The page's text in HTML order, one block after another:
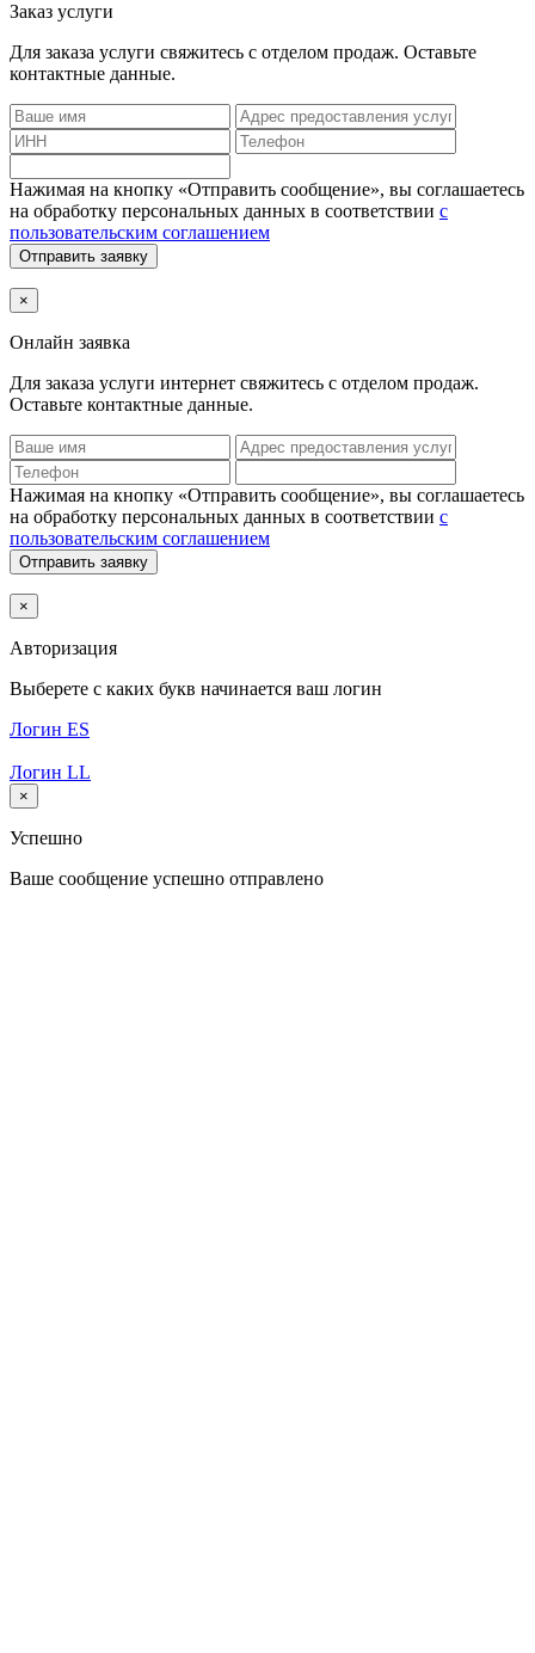
Заказ услуги
Для заказа услуги свяжитесь с отделом продаж. Оставьте
контактные данные.
Нажимая на кнопку «Отправить сообщение», вы соглашаетесь
на обработку персональных данных в соответствии с
пользовательским соглашением
Отправить заявку
×
Онлайн заявка
Для заказа услуги интернет свяжитесь с отделом продаж.
Оставьте контактные данные.
Нажимая на кнопку «Отправить сообщение», вы соглашаетесь
на обработку персональных данных в соответствии с
пользовательским соглашением
Отправить заявку
×
Авторизация
Выберете с каких букв начинается ваш логин
Логин ES
Логин LL
×
Успешно
Ваше сообщение успешно отправлено